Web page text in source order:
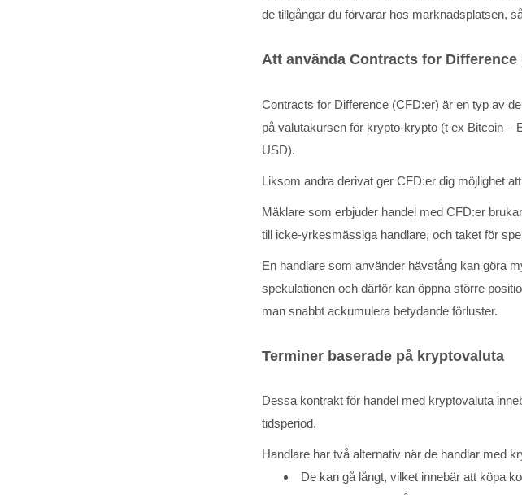
de tillgångar du förvarar hos marknadsplatsen,
Att använda Contracts for
Contracts for Difference (CFD:er) är en typ av
på valutakursen för krypto-krypto (t ex Bitcoin –
USD).
Liksom andra derivat ger CFD:er dig möjlighet
Mäklare som erbjuder handel med CFD:er
till icke-yrkesmässiga handlare, och taket för
En handlare som använder hävstång kan göra
spekulationen och därför kan öppna större
man snabbt ackumulera betydande förluster.
Terminer baserade på kryptovaluta
Dessa kontrakt för handel med kryptovaluta
tidsperiod.
Handlare har två alternativ när de handlar med
De kan gå långt, vilket innebär att köpa